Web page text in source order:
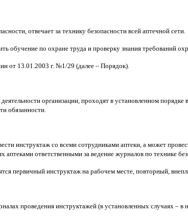
отвечает за технику безопасности всей аптечной сети.
обучение по охране труда и проверку знания требований
от 13.01.2003 г. №1/29 (далее – Порядок).
организации, проходят в установленном
обязанности.
инструктаж со всеми сотрудниками аптеки, а может
ответственными за ведение журналов по технике
первичный инструктаж на рабочем месте, повторный,
проведения инструктажей (в установленных случаях – в